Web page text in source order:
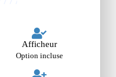
Afficheur
Option incluse